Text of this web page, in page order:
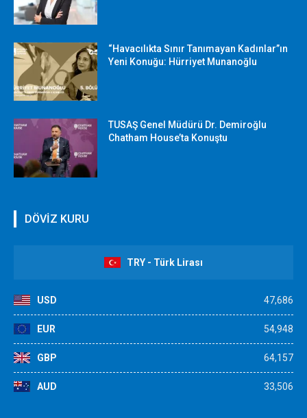
“Havacılıkta Sınır Tanımayan Kadınlar”ın
Yeni Konuğu: Hürriyet Munanoğlu
TUSAŞ Genel Müdürü Dr. Demiroğlu
Chatham House’ta Konuştu
DÖVİZ KURU
TRY - Türk Lirası
USD 47,686
EUR 54,948
GBP 64,157
AUD 33,506